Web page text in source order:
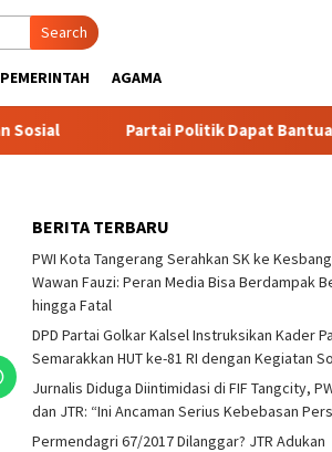
Search
PEMERINTAH AGAMA
Partai Politik Dapat Bantuan
BERITA TERBARU
PWI Kota Tangerang Serahkan SK ke
Wawan Fauzi: Peran Media Bisa Berdampak
hingga Fatal
DPD Partai Golkar Kalsel Instruksikan Kader
Semarakkan HUT ke-81 RI dengan Kegiatan
Jurnalis Diduga Diintimidasi di FIF Tangcity,
dan JTR: “Ini Ancaman Serius Kebebasan
Permendagri 67/2017 Dilanggar? JTR Adukan